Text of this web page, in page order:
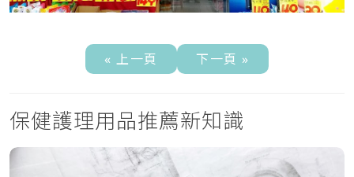
« 上一頁 下一頁 »
保健護理用品推薦新知識